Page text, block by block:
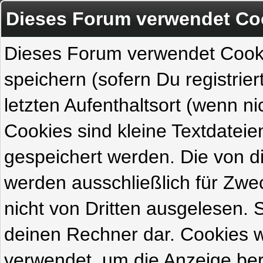
Dieses Forum verwendet
Dieses Forum verwendet
speichern (sofern Du
letzten Aufenthaltsort (wenn
Cookies sind kleine
gespeichert werden. Die von
werden ausschließlich für
nicht von Dritten ausgelesen.
deinen Rechner dar. Cookies